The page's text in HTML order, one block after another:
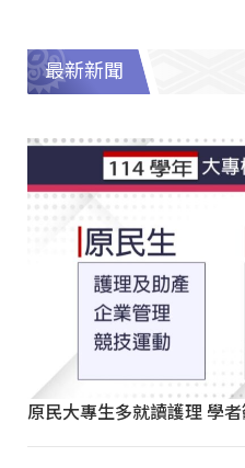
最新新聞
原民大專生多就讀護理 學